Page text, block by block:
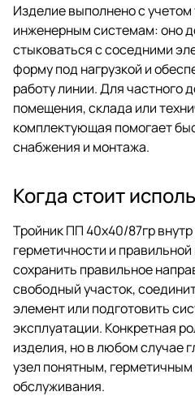
Изделие выполнено с
инженерным системам: оно
стыковаться с соседними
форму под нагрузкой и
работу линии. Для частного
помещения, склада или
комплектующая помогает
снабжения и монтажа.
Когда стоит
Тройник ПП 40х40/87гр
герметичности и
сохранить правильное
свободный участок,
элемент или подготовить
эксплуатации. Конкретная
изделия, но в любом случае
узел понятным,
обслуживания.